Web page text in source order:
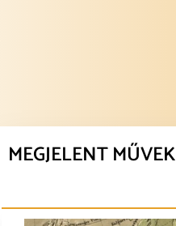
MEGJELENT MŰVEK